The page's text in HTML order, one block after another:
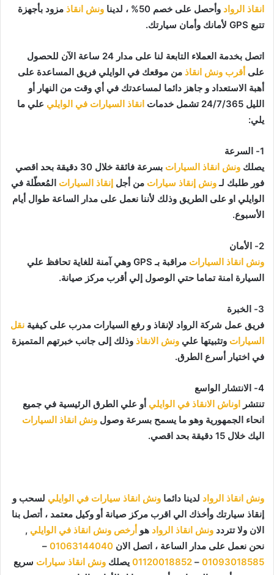
انقاذ الرواد وأحصل على خصم 50% ، لدينا ونش انقاذ مزود بأجهزة
تتبع GPS لأمانك وأمان سيارتك.
اتصل بخدمة العملاء التابعة لنا على مدار 24 ساعة الآن للحصول
على أقرب ونش انقاذ من موقعك في الوايلي فريق المساعدة على
أهبة الاستعداد و جاهز دائما لمساعدتك في أي وقت من النهار أو
الليل 24/7/365 تشمل خدمات
انقاذ السيارات في الوايلي علي ما
يلي:
1- السرعة
يصلك ونش انقاذ السيارات
بسرعة فائقة خلال 30 دقيقة بحد اقصي
فور طلبك لـونش إنقاذ سيارات من أجل إنقاذ السيارات المُعطّلة في
الوايلي او على الطريق وذلك لأننا نعمل على مدار الساعة طوال أيام
الأسبوع.
2- الأمان
ونش انقاذ السيارات
مراقبة بـ GPS وهي آمنة للغاية تحافظ علي
السيارة امنة تماما حتي الوصول إلي أقرب مركز صيانة.
3- الخبرة
فريق عمل شركة الرواد لإنقاذ و رفع السيارات مدرب على كيفية نقل
السيارات وتثبيتها علي ونش الانقاذ وذلك إلى جانب خبرتهم المتميزة
في اختيار أسرع الطرق.
4- الانتشار الواسع
تنتشر اوناش الانقاذ في الوايلي أو علي الطرق الرئيسية في جميع
انحاء الجمهورية وهو ما يسمح بسرعة وصول ونش انقاذ السيارات
اليك خلال 15 دقيقة بحد اقصي.
ونش انقاذ الرواد لدينا دائما ونش انقاذ سيارات في الوايلي لسحب و
إنقاذ سيارتك وأخذك الي اقرب مركز صيانة أو وكيل معتمد ، أتصل بنا
الان ولا تتردد ونش انقاذ الرواد هو أرخص ونش انقاذ في الوايلي ,
نحن نعمل على مدار الساعة ، اتصل الان 01063144040
–
01093018585
–
01120018852 يصلك ونش انقاذ سيارات سريع